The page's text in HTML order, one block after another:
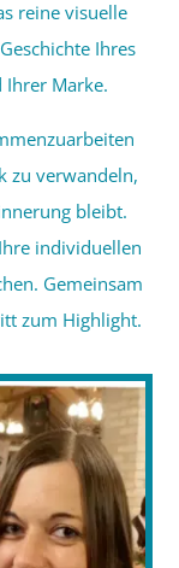
reine visuelle
Ihres
Marke.
zu verwandeln,
bleibt.
individuellen
Gemeinsam
zum Highlight.